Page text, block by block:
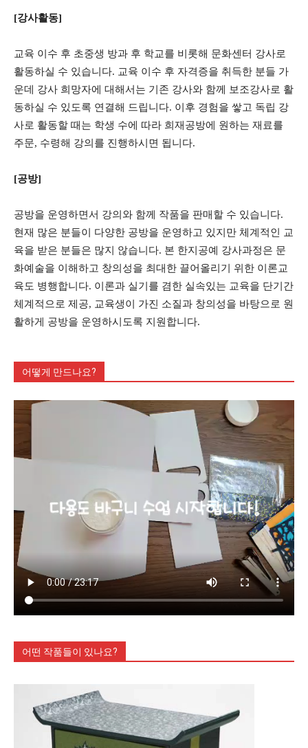
[강사활동]
교육 이수 후 초중생 방과 후 학교를 비롯해 문화센터 강사로
활동하실 수 있습니다. 교육 이수 후 자격증을 취득한 분들 가
운데 강사 희망자에 대해서는 기존 강사와 함께 보조강사로 활
동하실 수 있도록 연결해 드립니다. 이후 경험을 쌓고 독립 강
사로 활동할 때는 학생 수에 따라 희재공방에 원하는 재료를
주문, 수령해 강의를 진행하시면 됩니다.
[공방]
공방을 운영하면서 강의와 함께 작품을 판매할 수 있습니다.
현재 많은 분들이 다양한 공방을 운영하고 있지만 체계적인 교
육을 받은 분들은 많지 않습니다. 본 한지공예 강사과정은 문
화예술을 이해하고 창의성을 최대한 끌어올리기 위한 이론교
육도 병행합니다. 이론과 실기를 겸한 실속있는 교육을 단기간
체계적으로 제공, 교육생이 가진 소질과 창의성을 바탕으로 원
활하게 공방을 운영하시도록 지원합니다.
어떻게 만드나요?
어떤 작품들이 있나요?